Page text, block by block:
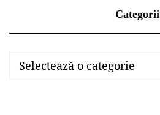
Categorii
Categorii
Selectează o categorie
Categorii